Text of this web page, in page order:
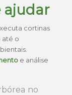
ajudar
cortinas
até o
e análise
no